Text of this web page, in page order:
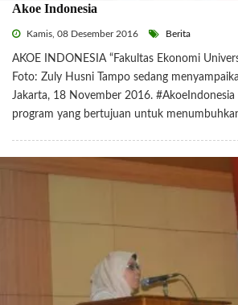
Akoe Indonesia
Kamis, 08 Desember 2016 Berita
AKOE INDONESIA “Fakultas Ekonomi
Foto: Zuly Husni Tampo sedang
Jakarta, 18 November 2016. #AkoeIndonesia
program yang bertujuan untuk